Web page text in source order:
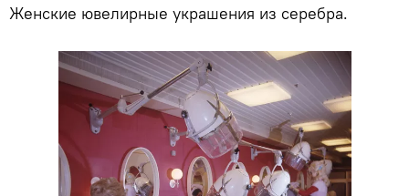
Женские ювелирные украшения из серебра.